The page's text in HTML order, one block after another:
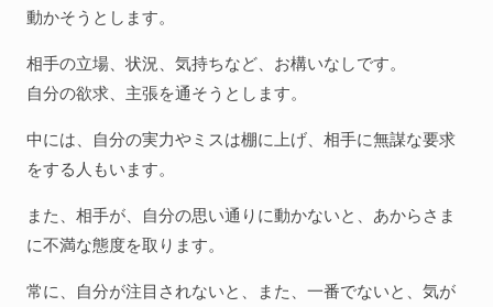
動かそうとします。
相手の立場、状況、気持ちなど、お構いなしです。
自分の欲求、主張を通そうとします。
中には、自分の実力やミスは棚に上げ、相手に無謀な要求
をする人もいます。
また、相手が、自分の思い通りに動かないと、あからさま
に不満な態度を取ります。
常に、自分が注目されないと、また、一番でないと、気が